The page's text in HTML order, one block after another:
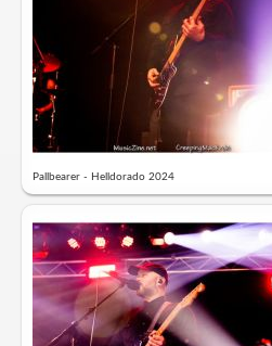
Pallbearer - Helldorado 2024